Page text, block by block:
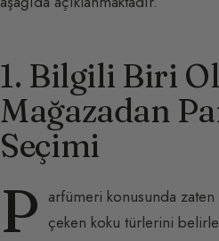
1. Bilgili Biri
Mağazadan
Seçimi
P arfümeri konusunda
çeken koku türlerini